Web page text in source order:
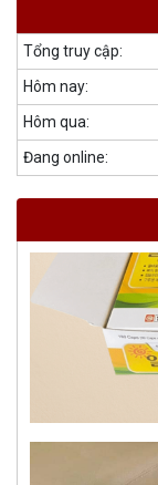
Tổng truy cập:
Hôm nay:
Hôm qua:
Đang online: